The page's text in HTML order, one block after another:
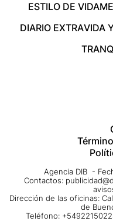
ESTILO DE VIDA
DIARIO EXTRAVIDA
Agencia DIB -
Contactos:
Dirección de las oficinas:
de
Teléfono: